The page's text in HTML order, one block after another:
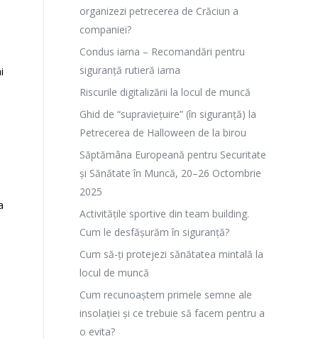
organizezi petrecerea de Crăciun a
companiei?
Condus iarna – Recomandări pentru
siguranță rutieră iarna
Riscurile digitalizării la locul de muncă
Ghid de “supraviețuire” (în siguranță) la
Petrecerea de Halloween de la birou
Săptămâna Europeană pentru Securitate
și Sănătate în Muncă, 20–26 Octombrie
2025
Activitățile sportive din team building.
Cum le desfășurăm în siguranță?
Cum să-ți protejezi sănătatea mintală la
locul de muncă
Cum recunoaștem primele semne ale
insolației și ce trebuie să facem pentru a
o evita?